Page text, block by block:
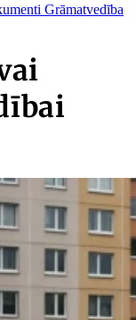
Grāmatvedība